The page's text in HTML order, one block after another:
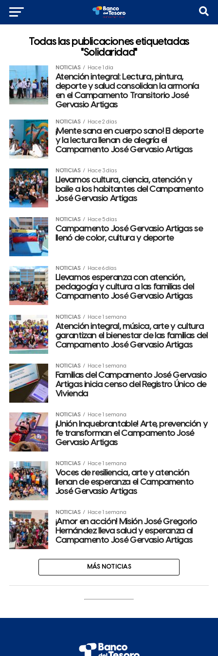
Todas las publicaciones etiquetadas
"Solidaridad"
NOTICIAS Hace 1 día
Atención integral: Lectura, pintura,
deporte y salud consolidan la armonía
en el Campamento Transitorio José
Gervasio Artigas
NOTICIAS Hace 2 días
¡Mente sana en cuerpo sano! El deporte
y la lectura llenan de alegría el
Campamento José Gervasio Artigas
NOTICIAS Hace 3 días
Llevamos cultura, ciencia, atención y
baile a los habitantes del Campamento
José Gervasio Artigas
NOTICIAS Hace 5 días
Campamento José Gervasio Artigas se
llenó de color, cultura y deporte
NOTICIAS Hace 6 días
Llevamos esperanza con atención,
pedagogía y cultura a las familias del
Campamento José Gervasio Artigas
NOTICIAS Hace 1 semana
Atención integral, música, arte y cultura
garantizan el bienestar de las familias del
Campamento José Gervasio Artigas
NOTICIAS Hace 1 semana
Familias del Campamento José Gervasio
Artigas inicia censo del Registro Único de
Vivienda
NOTICIAS Hace 1 semana
¡Unión Inquebrantable! Arte, prevención y
fe transforman el Campamento José
Gervasio Artigas
NOTICIAS Hace 1 semana
Voces de resiliencia, arte y atención
llenan de esperanza el Campamento
José Gervasio Artigas
NOTICIAS Hace 1 semana
¡Amor en acción! Misión José Gregorio
Hernández lleva salud y esperanza al
Campamento José Gervasio Artigas
MÁS NOTICIAS